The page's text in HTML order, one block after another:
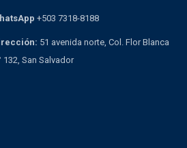
+503 7318-8188
51 avenida norte, Col. Flor Blanca
132, San Salvador